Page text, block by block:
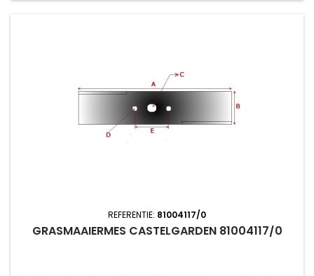
REFERENTIE: 81004117/0
GRASMAAIERMES CASTELGARDEN 81004117/0